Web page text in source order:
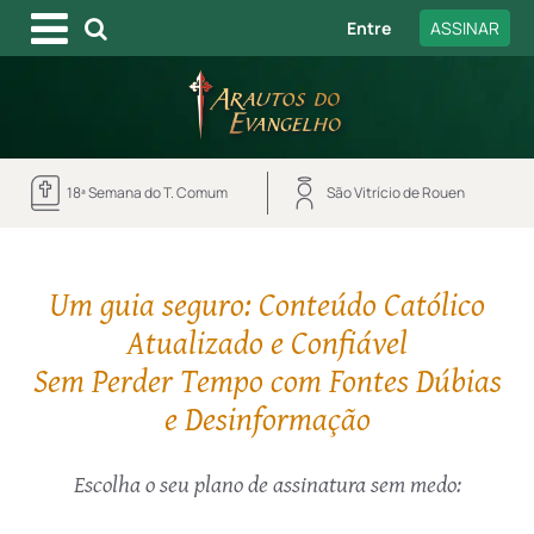
Entre ASSINAR
18ª Semana do T. Comum São Vitrício de Rouen
Um guia seguro: Conteúdo Católico
Atualizado e Confiável
Sem Perder Tempo com Fontes Dúbias
e Desinformação
Escolha o seu plano de assinatura sem medo: